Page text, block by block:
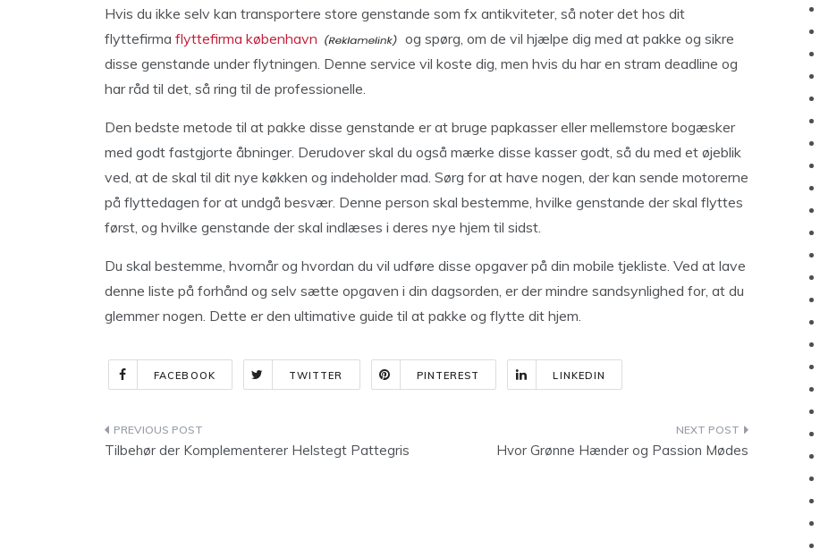
Hvis du ikke selv kan transportere store genstande som fx antikviteter, så noter det hos dit
flyttefirma flyttefirma københavn
og spørg, om de vil hjælpe dig med at pakke og sikre
disse genstande under flytningen. Denne service vil koste dig, men hvis du har en stram deadline og
har råd til det, så ring til de professionelle.
Den bedste metode til at pakke disse genstande er at bruge papkasser eller mellemstore bogæsker
med godt fastgjorte åbninger. Derudover skal du også mærke disse kasser godt, så du med et øjeblik
ved, at de skal til dit nye køkken og indeholder mad. Sørg for at have nogen, der kan sende motorerne
på flyttedagen for at undgå besvær. Denne person skal bestemme, hvilke genstande der skal flyttes
først, og hvilke genstande der skal indlæses i deres nye hjem til sidst.
Du skal bestemme, hvornår og hvordan du vil udføre disse opgaver på din mobile tjekliste. Ved at lave
denne liste på forhånd og selv sætte opgaven i din dagsorden, er der mindre sandsynlighed for, at du
glemmer nogen. Dette er den ultimative guide til at pakke og flytte dit hjem.
FACEBOOK TWITTER PINTEREST LINKEDIN
Indlægsnavigation
Tilbehør der Komplementerer Helstegt Pattegris Hvor Grønne Hænder og Passion Mødes